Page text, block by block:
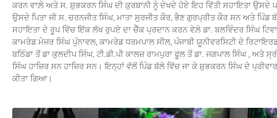
ਕਰਨ ਵਾਲ਼ੇ ਅਤੇ ਸ. ਸ਼ੁਭਕਰਨ ਸਿੰਘ ਦੀ ਕੁਰਬਾਨੀ ਨੂੰ ਦੇਖਦੇ ਹੋਏ ਇਹ ਵਿੱਤੀ ਸਹਾਇਤਾ ਉਸਦੇ
ਉਸਦੇ ਪਿਤਾ ਜੀ ਸ. ਚਰਨਜੀਤ ਸਿੰਘ, ਮਾਤਾ ਸੁਰਜੀਤ ਕੌਰ, ਭੈਣ ਗੁਰਪ੍ਰੀਤ ਕੌਰ ਸਨ ਅਤੇ ਪਿੰਡ
ਸਹਾਇਤਾ ਦੇ ਰੂਪ ਵਿੱਚ ਇੱਕ ਲੱਖ ਰੁਪਏ ਦਾ ਚੈੱਕ ਪ੍ਰਦਾਨ ਕਰਨ ਵੇਲ਼ੇ ਡਾ. ਬਲਵਿੰਦਰ ਸਿੰਘ
ਕਾਮਰੇਡ ਮੇਜਰ ਸਿੰਘ ਪੁੰਨਾਵਲ, ਕਾਮਰੇਡ ਧਰਮਪਾਲ ਸੀਲ, ਪੰਜਾਬੀ ਯੂਨੀਵਰਸਿਟੀ ਦੇ
ਬਠਿੰਡਾ ਤੋਂ ਡਾ ਕੁਲਦੀਪ ਸਿੰਘ, ਟੀ.ਡੀ.ਪੀ ਕਾਲਜ਼ ਰਾਮਪੁਰਾ ਫੂਲ ਤੋਂ ਡਾ. ਜਗਪਾਲ ਸਿੰਘ ,
ਸਿੰਘ ਹਾਜ਼ਿਰ ਸਨ ਹਾਜ਼ਿਰ ਸਨ। ਇਨ੍ਹਾਂ ਵੱਲੋਂ ਪਿੰਡ ਬੱਲੋ ਵਿੱਚ ਜਾ ਕੇ ਸ਼ੁਭਕਰਨ ਸਿੰਘ ਦੇ
ਕੀਤਾ ਗਿਆ।